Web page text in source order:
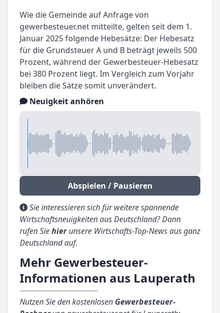
Wie die Gemeinde auf Anfrage von
gewerbesteuer.net mitteilte, gelten seit dem 1.
Januar 2025 folgende Hebesätze: Der Hebesatz
für die Grundsteuer A und B beträgt jeweils 500
Prozent, während der Gewerbesteuer-Hebesatz
bei 380 Prozent liegt. Im Vergleich zum Vorjahr
bleiben die Sätze somit unverändert.
Neuigkeit anhören
Abspielen / Pausieren
Sie interessieren sich für weitere spannende
Wirtschaftsneuigkeiten aus Deutschland? Dann
rufen Siehierunsere Wirtschafts-Top-News aus ganz
Deutschland auf.
Mehr Gewerbesteuer-
Informationen aus Lauperath
Nutzen Sie den kostenlosen Gewerbesteuer-